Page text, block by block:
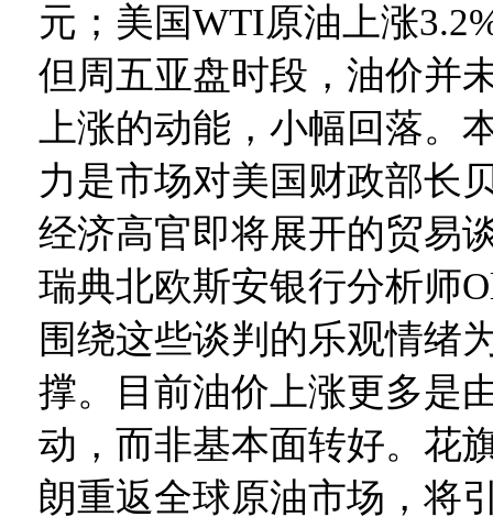
元；美国WTI原油上涨
但周五亚盘时段，油价并
上涨的动能，小幅回落。
力是市场对美国财政部长
经济高官即将展开的贸易
瑞典北欧斯安银行分析师
围绕这些谈判的乐观情绪
撑。目前油价上涨更多是
动，而非基本面转好。花
朗重返全球原油市场，将